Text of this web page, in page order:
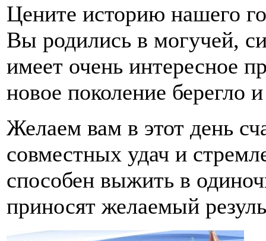
Цените историю нашего
Вы родились в могучей,
имеет очень интересное
новое поколение
Желаем вам в этот день
совместных удач и
способен выжить в
приносят желаемый